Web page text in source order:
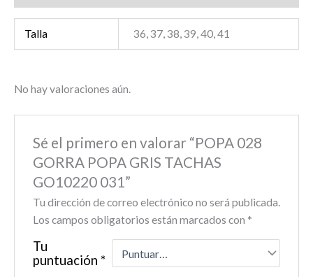
Talla 36, 37, 38, 39, 40, 41
No hay valoraciones aún.
Sé el primero en valorar “POPA 028
GORRA POPA GRIS TACHAS
GO10220 031”
Tu dirección de correo electrónico no será publicada.
Los campos obligatorios están marcados con *
Tu
puntuación *